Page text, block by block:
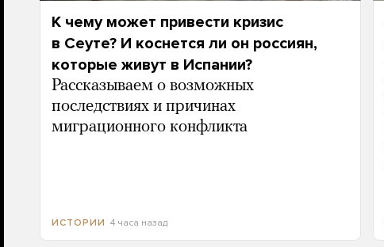
К чему может привести кризис
в Сеуте? И коснется ли он россиян,
которые живут в Испании?
Рассказываем о возможных
последствиях и причинах
миграционного конфликта
ИСТОРИИ 4 часа назад